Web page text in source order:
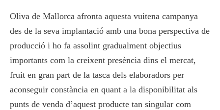
Oliva de Mallorca afronta aquesta vuitena campanya
des de la seva implantació amb una bona perspectiva de
producció i ho fa assolint gradualment objectius
importants com la creixent presència dins el mercat,
fruit en gran part de la tasca dels elaboradors per
aconseguir constància en quant a la disponibilitat als
punts de venda d’aquest producte tan singular com